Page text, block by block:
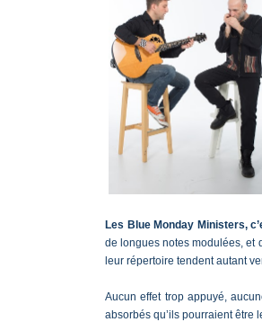
Les Blue Monday Ministers,
de longues notes modulées, et
leur répertoire tendent autant
Aucun effet trop appuyé,
absorbés qu’ils pourraient être